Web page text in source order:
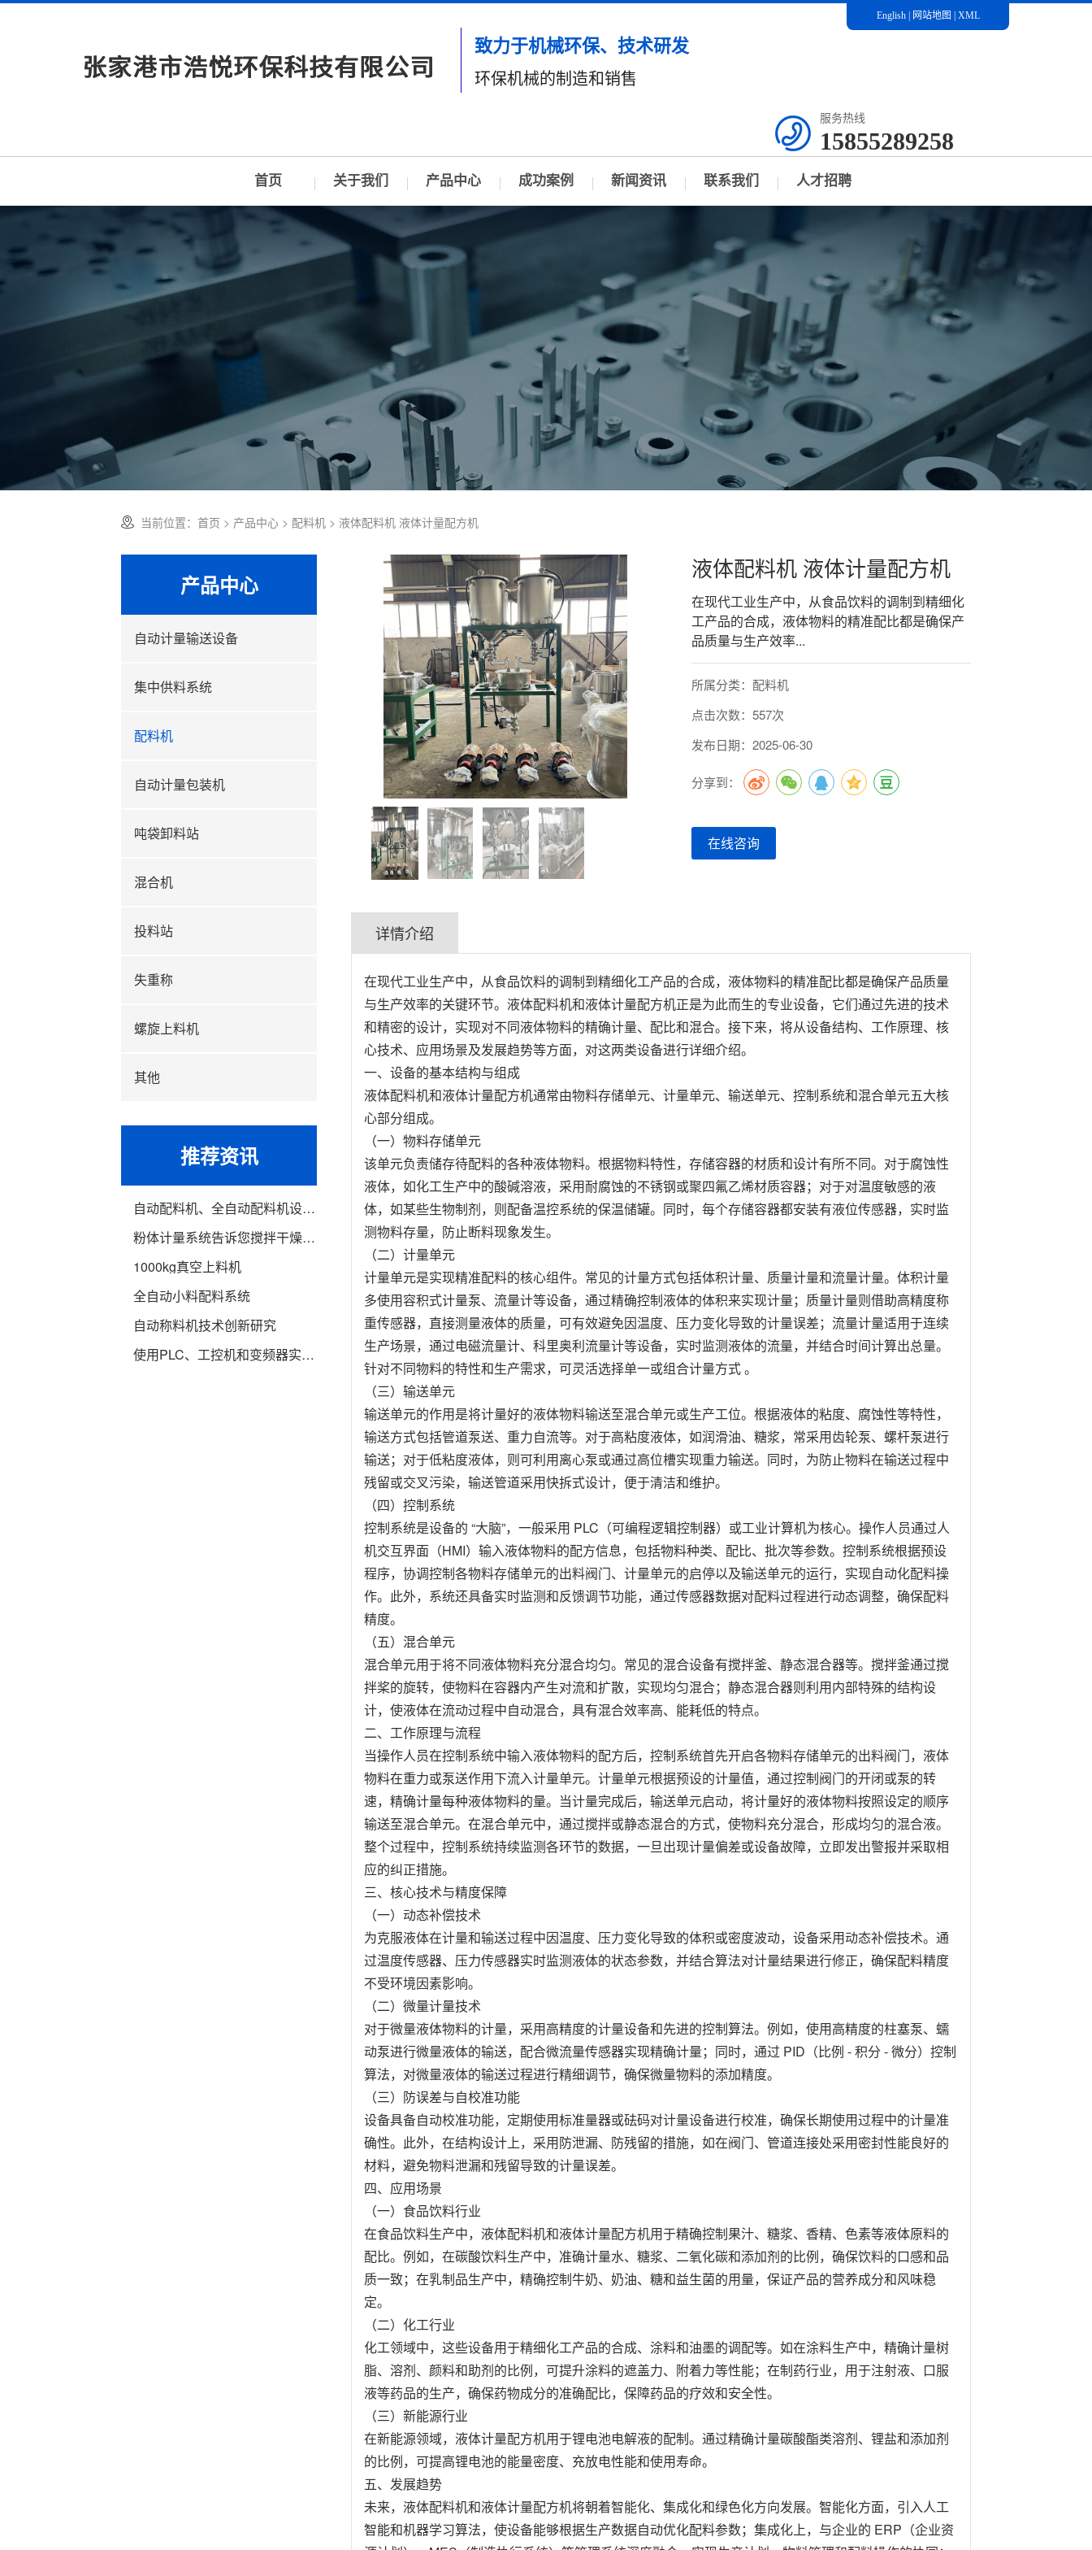
致力于机械环保、技术研发
环保机械的制造和销售
English| 网站地图 XML
服务热线
15855289258
首页 关于我们 产品中心 成功案例 新闻资讯 联系我们 人才招聘
当前位置：首页 > 产品中心 > 配料机 > 液体配料机 液体计量配方机
产品中心
自动计量输送设备
集中供料系统
配料机
自动计量包装机
吨袋卸料站
混合机
投料站
失重称
螺旋上料机
其他
推荐资讯
自动配料机、全自动配料机设备介绍
粉体计量系统告诉您搅拌干燥机的介绍
1000kg真空上料机
全自动小料配料系统
自动称料机技术创新研究
使用PLC、工控机和变频器实现自动配料系统的设计运行
液体配料机 液体计量配方机
在现代工业生产中，从食品饮料的调制到精细化
工产品的合成，液体物料的精准配比都是确保产
品质量与生产效率...
所属分类：配料机
点击次数：557次
发布日期：2025-06-30
分享到：
在线咨询
详情介绍
在现代工业生产中，从食品饮料的调制到精细化工产品的合成，液体物料的精准配比都是确保产品质量
与生产效率的关键环节。液体配料机和液体计量配方机正是为此而生的专业设备，它们通过先进的技术
和精密的设计，实现对不同液体物料的精确计量、配比和混合。接下来，将从设备结构、工作原理、核
心技术、应用场景及发展趋势等方面，对这两类设备进行详细介绍。
一、设备的基本结构与组成
液体配料机和液体计量配方机通常由物料存储单元、计量单元、输送单元、控制系统和混合单元五大核
心部分组成。
（一）物料存储单元
该单元负责储存待配料的各种液体物料。根据物料特性，存储容器的材质和设计有所不同。对于腐蚀性
液体，如化工生产中的酸碱溶液，采用耐腐蚀的不锈钢或聚四氟乙烯材质容器；对于对温度敏感的液
体，如某些生物制剂，则配备温控系统的保温储罐。同时，每个存储容器都安装有液位传感器，实时监
测物料存量，防止断料现象发生。
（二）计量单元
计量单元是实现精准配料的核心组件。常见的计量方式包括体积计量、质量计量和流量计量。体积计量
多使用容积式计量泵、流量计等设备，通过精确控制液体的体积来实现计量；质量计量则借助高精度称
重传感器，直接测量液体的质量，可有效避免因温度、压力变化导致的计量误差；流量计量适用于连续
生产场景，通过电磁流量计、科里奥利流量计等设备，实时监测液体的流量，并结合时间计算出总量。
针对不同物料的特性和生产需求，可灵活选择单一或组合计量方式 。
（三）输送单元
输送单元的作用是将计量好的液体物料输送至混合单元或生产工位。根据液体的粘度、腐蚀性等特性，
输送方式包括管道泵送、重力自流等。对于高粘度液体，如润滑油、糖浆，常采用齿轮泵、螺杆泵进行
输送；对于低粘度液体，则可利用离心泵或通过高位槽实现重力输送。同时，为防止物料在输送过程中
残留或交叉污染，输送管道采用快拆式设计，便于清洁和维护。
（四）控制系统
控制系统是设备的 “大脑”，一般采用 PLC（可编程逻辑控制器）或工业计算机为核心。操作人员通过人
机交互界面（HMI）输入液体物料的配方信息，包括物料种类、配比、批次等参数。控制系统根据预设
程序，协调控制各物料存储单元的出料阀门、计量单元的启停以及输送单元的运行，实现自动化配料操
作。此外，系统还具备实时监测和反馈调节功能，通过传感器数据对配料过程进行动态调整，确保配料
精度。
（五）混合单元
混合单元用于将不同液体物料充分混合均匀。常见的混合设备有搅拌釜、静态混合器等。搅拌釜通过搅
拌桨的旋转，使物料在容器内产生对流和扩散，实现均匀混合；静态混合器则利用内部特殊的结构设
计，使液体在流动过程中自动混合，具有混合效率高、能耗低的特点。
二、工作原理与流程
当操作人员在控制系统中输入液体物料的配方后，控制系统首先开启各物料存储单元的出料阀门，液体
物料在重力或泵送作用下流入计量单元。计量单元根据预设的计量值，通过控制阀门的开闭或泵的转
速，精确计量每种液体物料的量。当计量完成后，输送单元启动，将计量好的液体物料按照设定的顺序
输送至混合单元。在混合单元中，通过搅拌或静态混合的方式，使物料充分混合，形成均匀的混合液。
整个过程中，控制系统持续监测各环节的数据，一旦出现计量偏差或设备故障，立即发出警报并采取相
应的纠正措施。
三、核心技术与精度保障
（一）动态补偿技术
为克服液体在计量和输送过程中因温度、压力变化导致的体积或密度波动，设备采用动态补偿技术。通
过温度传感器、压力传感器实时监测液体的状态参数，并结合算法对计量结果进行修正，确保配料精度
不受环境因素影响。
（二）微量计量技术
对于微量液体物料的计量，采用高精度的计量设备和先进的控制算法。例如，使用高精度的柱塞泵、蠕
动泵进行微量液体的输送，配合微流量传感器实现精确计量；同时，通过 PID（比例 - 积分 - 微分）控制
算法，对微量液体的输送过程进行精细调节，确保微量物料的添加精度。
（三）防误差与自校准功能
设备具备自动校准功能，定期使用标准量器或砝码对计量设备进行校准，确保长期使用过程中的计量准
确性。此外，在结构设计上，采用防泄漏、防残留的措施，如在阀门、管道连接处采用密封性能良好的
材料，避免物料泄漏和残留导致的计量误差。
四、应用场景
（一）食品饮料行业
在食品饮料生产中，液体配料机和液体计量配方机用于精确控制果汁、糖浆、香精、色素等液体原料的
配比。例如，在碳酸饮料生产中，准确计量水、糖浆、二氧化碳和添加剂的比例，确保饮料的口感和品
质一致；在乳制品生产中，精确控制牛奶、奶油、糖和益生菌的用量，保证产品的营养成分和风味稳
定。
（二）化工行业
化工领域中，这些设备用于精细化工产品的合成、涂料和油墨的调配等。如在涂料生产中，精确计量树
脂、溶剂、颜料和助剂的比例，可提升涂料的遮盖力、附着力等性能；在制药行业，用于注射液、口服
液等药品的生产，确保药物成分的准确配比，保障药品的疗效和安全性。
（三）新能源行业
在新能源领域，液体计量配方机用于锂电池电解液的配制。通过精确计量碳酸酯类溶剂、锂盐和添加剂
的比例，可提高锂电池的能量密度、充放电性能和使用寿命。
五、发展趋势
未来，液体配料机和液体计量配方机将朝着智能化、集成化和绿色化方向发展。智能化方面，引入人工
智能和机器学习算法，使设备能够根据生产数据自动优化配料参数；集成化上，与企业的 ERP（企业资